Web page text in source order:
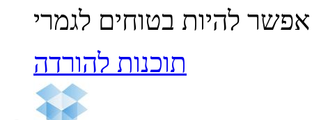
תוכנות להורדה